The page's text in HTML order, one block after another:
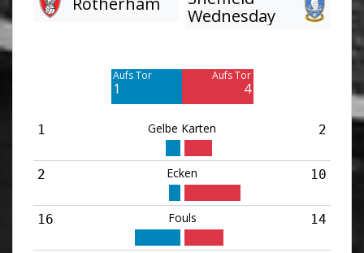
Wednesday
Aufs Tor
1
Aufs Tor
4
1 Gelbe Karten 2
2 Ecken 10
16 Fouls 14